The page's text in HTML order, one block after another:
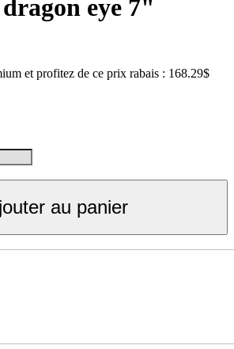
eye 7"
et profitez de ce prix rabais : 168.29$
au panier